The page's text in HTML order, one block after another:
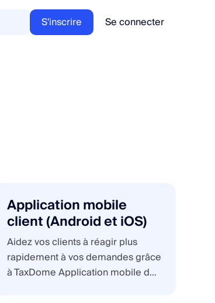
S'inscrire Se connecter
Application mobile
client (Android et iOS)
Aidez vos clients à réagir plus
rapidement à vos demandes grâce
à TaxDome Application mobile du